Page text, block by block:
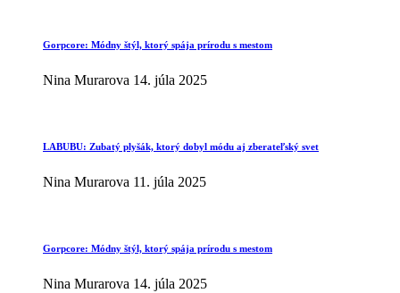
Gorpcore: Módny štýl, ktorý spája prírodu s mestom
Nina Murarova 14. júla 2025
LABUBU: Zubatý plyšák, ktorý dobyl módu aj zberateľský svet
Nina Murarova 11. júla 2025
Gorpcore: Módny štýl, ktorý spája prírodu s mestom
Nina Murarova 14. júla 2025